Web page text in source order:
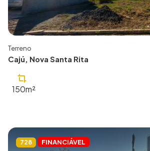
Terreno
Cajú, Nova Santa Rita
150m²
728 FINANCIÁVEL